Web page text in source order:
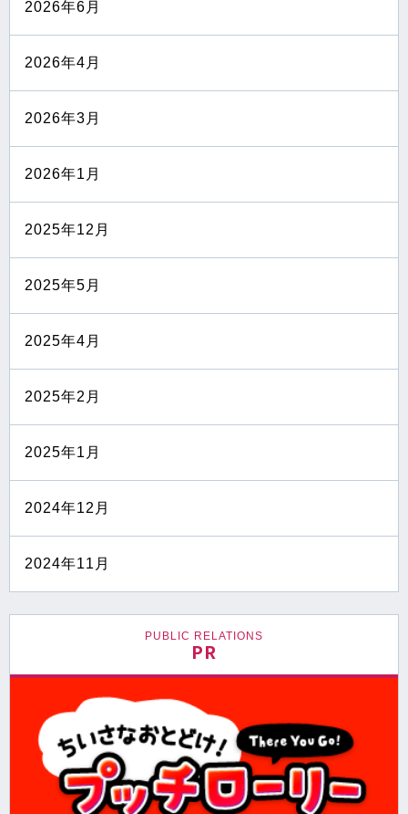
2026年6月
2026年4月
2026年3月
2026年1月
2025年12月
2025年5月
2025年4月
2025年2月
2025年1月
2024年12月
2024年11月
PUBLIC RELATIONS
PR